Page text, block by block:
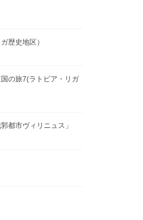
歴史地区）
の旅7(ラトビア・リガ
都市ヴィリニュス」